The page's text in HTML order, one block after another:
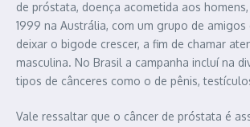
de próstata, doença acometida aos
1999 na Austrália, com um grupo de amigos
deixar o bigode crescer, a fim de chamar
masculina. No Brasil a campanha incluí na
tipos de cânceres como o de pênis,
Vale ressaltar que o câncer de próstata é